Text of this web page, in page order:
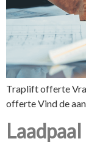
Traplift offerte
offerte Vind de